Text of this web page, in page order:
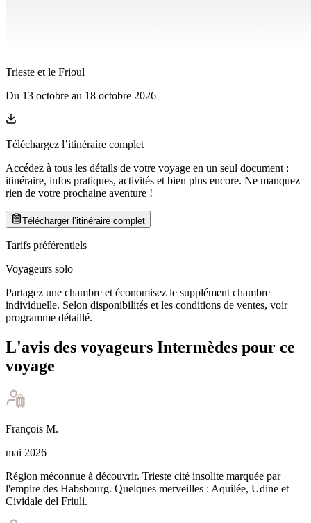
Trieste et le Frioul
Du 13 octobre au 18 octobre 2026
Téléchargez l’itinéraire complet
Accédez à tous les détails de votre voyage en un seul document :
itinéraire, infos pratiques, activités et bien plus encore. Ne manquez
rien de votre prochaine aventure !
Télécharger l’itinéraire complet
Tarifs préférentiels
Voyageurs solo
Partagez une chambre et économisez le supplément chambre
individuelle. Selon disponibilités et les conditions de ventes, voir
programme détaillé.
L'avis des voyageurs Intermèdes pour ce
voyage
François M.
mai 2026
Région méconnue à découvrir. Trieste cité insolite marquée par
l'empire des Habsbourg. Quelques merveilles : Aquilée, Udine et
Cividale del Friuli.